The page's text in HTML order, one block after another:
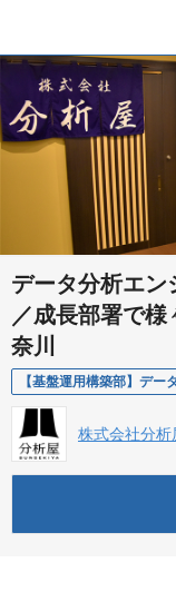
データ分析エン
／成長部署で
奈川
株式会社分